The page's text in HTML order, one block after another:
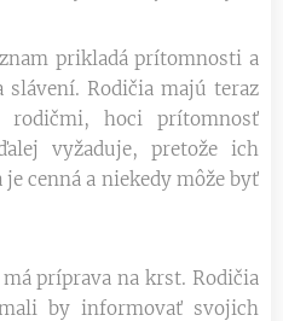
prikladá prítomnosti a
Rodičia majú teraz
rodičmi, hoci prítomnosť
vyžaduje, pretože ich
cenná a niekedy môže byť
príprava na krst. Rodičia
by informovať svojich